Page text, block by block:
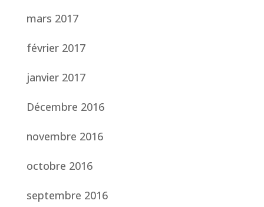
mars 2017
février 2017
janvier 2017
Décembre 2016
novembre 2016
octobre 2016
septembre 2016